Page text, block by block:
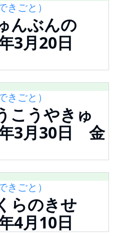
ごと）
んぶんの
3月20日
ごと）
こうやきゅ
3月30日 金
ごと）
らのきせ
月10日